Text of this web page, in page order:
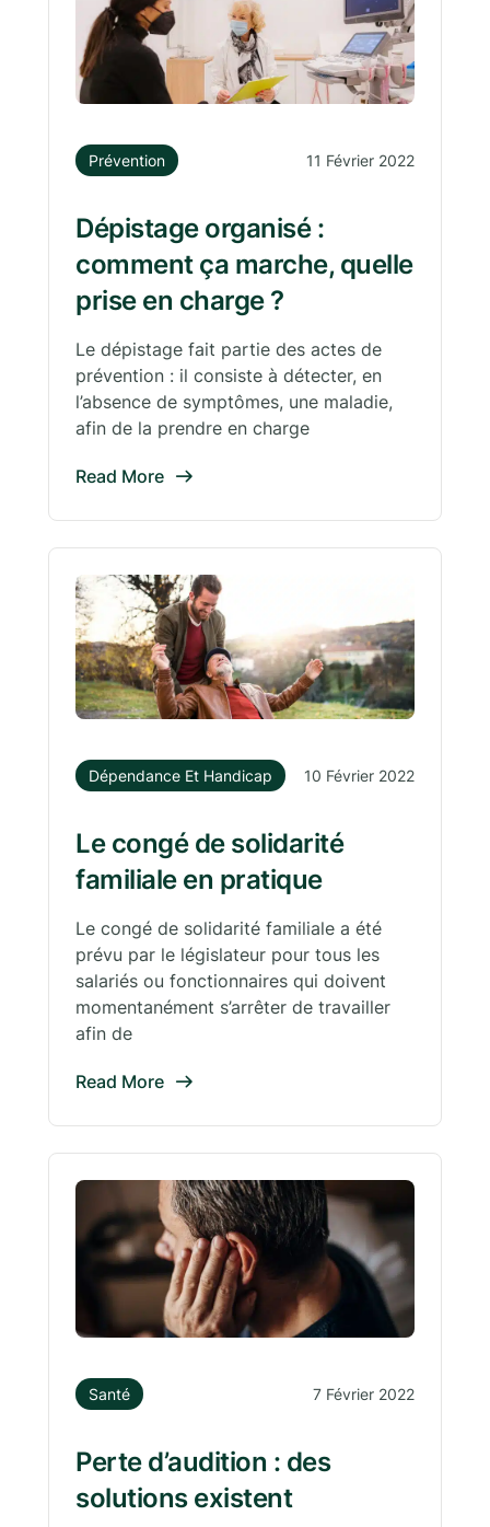
Prévention 11 Février 2022
Dépistage organisé :
comment ça marche, quelle
prise en charge ?
Le dépistage fait partie des actes de
prévention : il consiste à détecter, en
l’absence de symptômes, une maladie,
afin de la prendre en charge
Read More
Dépendance Et Handicap 10 Février 2022
Le congé de solidarité
familiale en pratique
Le congé de solidarité familiale a été
prévu par le législateur pour tous les
salariés ou fonctionnaires qui doivent
momentanément s’arrêter de travailler
afin de
Read More
Santé 7 Février 2022
Perte d’audition : des
solutions existent